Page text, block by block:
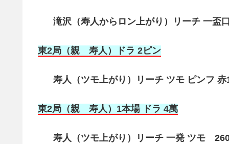
滝沢（寿人からロン上がり）リーチ 一
東2局（親 寿人）ドラ 2ピン
寿人（ツモ上がり）リーチ ツモ ピンフ
東2局（親 寿人）1本場 ドラ 4萬
寿人（ツモ上がり）リーチ 一発 ツモ